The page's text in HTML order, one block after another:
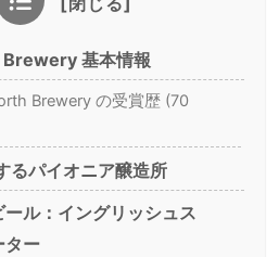
基本情報
Brewery の受賞歴 (70
るパイオニア醸造所
ル：イングリッシュス
ター